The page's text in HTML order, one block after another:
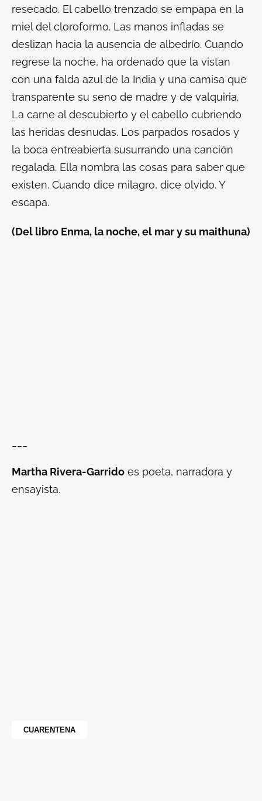
resecado. El cabello trenzado se empapa en la
miel del cloroformo. Las manos infladas se
deslizan hacia la ausencia de albedrío. Cuando
regrese la noche, ha ordenado que la vistan
con una falda azul de la India y una camisa que
transparente su seno de madre y de valquiria.
La carne al descubierto y el cabello cubriendo
las heridas desnudas. Los parpados rosados y
la boca entreabierta susurrando una canción
regalada. Ella nombra las cosas para saber que
existen. Cuando dice milagro, dice olvido. Y
escapa.
(Del libro Enma, la noche, el mar y su maithuna)
Martha Rivera-Garrido es poeta, narradora y
ensayista.
CUARENTENA